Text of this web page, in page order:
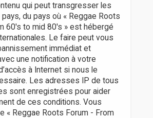
qui peut transgresser les
du pays où « Reggae Roots
60's to mid 80's » est hébergé
Le faire peut vous
immédiat et
une notification à votre
à Internet si nous le
Les adresses IP de tous
sont enregistrées pour aider
de ces conditions. Vous
« Reggae Roots Forum - From